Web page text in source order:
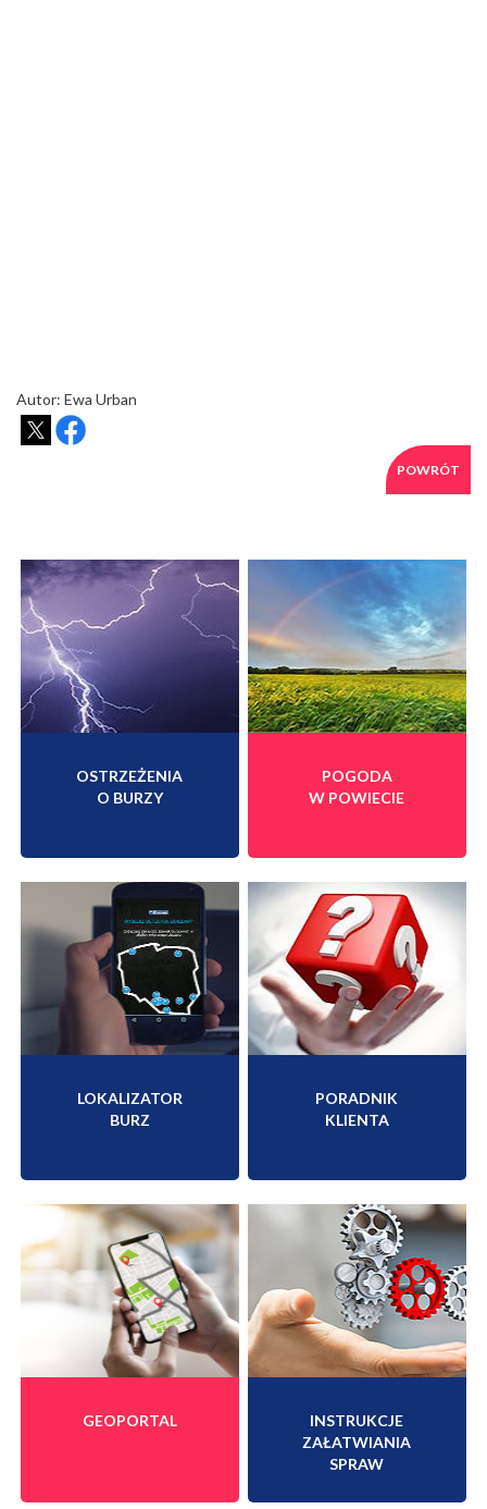
Autor: Ewa Urban
POWRÓT
OSTRZEŻENIA
O BURZY
POGODA
W POWIECIE
LOKALIZATOR
BURZ
PORADNIK
KLIENTA
GEOPORTAL
INSTRUKCJE
ZAŁATWIANIA
SPRAW